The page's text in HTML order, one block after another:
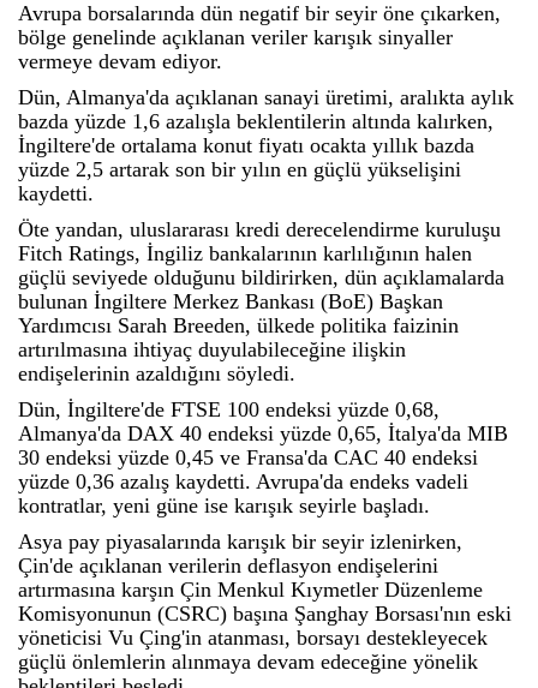
Avrupa borsalarında dün negatif bir seyir öne çıkarken,
bölge genelinde açıklanan veriler karışık sinyaller
vermeye devam ediyor.
Dün, Almanya'da açıklanan sanayi üretimi, aralıkta aylık
bazda yüzde 1,6 azalışla beklentilerin altında kalırken,
İngiltere'de ortalama konut fiyatı ocakta yıllık bazda
yüzde 2,5 artarak son bir yılın en güçlü yükselişini
kaydetti.
Öte yandan, uluslararası kredi derecelendirme kuruluşu
Fitch Ratings, İngiliz bankalarının karlılığının halen
güçlü seviyede olduğunu bildirirken, dün açıklamalarda
bulunan İngiltere Merkez Bankası (BoE) Başkan
Yardımcısı Sarah Breeden, ülkede politika faizinin
artırılmasına ihtiyaç duyulabileceğine ilişkin
endişelerinin azaldığını söyledi.
Dün, İngiltere'de FTSE 100 endeksi yüzde 0,68,
Almanya'da DAX 40 endeksi yüzde 0,65, İtalya'da MIB
30 endeksi yüzde 0,45 ve Fransa'da CAC 40 endeksi
yüzde 0,36 azalış kaydetti. Avrupa'da endeks vadeli
kontratlar, yeni güne ise karışık seyirle başladı.
Asya pay piyasalarında karışık bir seyir izlenirken,
Çin'de açıklanan verilerin deflasyon endişelerini
artırmasına karşın Çin Menkul Kıymetler Düzenleme
Komisyonunun (CSRC) başına Şanghay Borsası'nın eski
yöneticisi Vu Çing'in atanması, borsayı destekleyecek
güçlü önlemlerin alınmaya devam edeceğine yönelik